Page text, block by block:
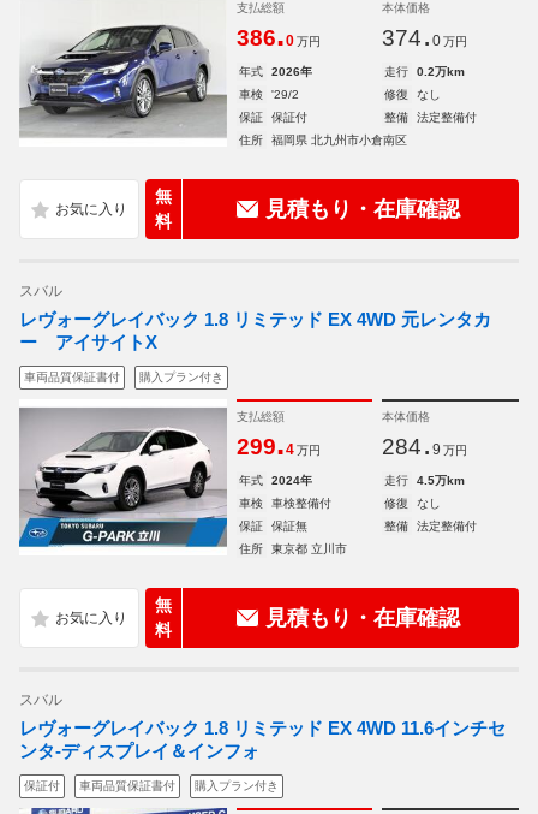
支払総額
386.0 万円
本体価格
374. 0 万円
年式 2026年 走行
0.2万km
車検
'29/2 修復
なし
保証
保証付 整備
法定整備付
住所
福岡県 北九州市小倉南区
無
料
見積もり・在庫確認
スバル
レヴォーグレイバック 1.8 リミテッド EX 4WD 元レンタカ
ー アイサイトX
車両品質保証書付 購入プラン付き
支払総額
299.4 万円
本体価格
284. 9 万円
年式 2024年 走行
4.5万km
車検
車検整備付 修復
なし
保証
保証無 整備
法定整備付
住所
東京都 立川市
無
料
見積もり・在庫確認
スバル
レヴォーグレイバック 1.8 リミテッド EX 4WD 11.6インチセ
ンタ-ディスプレイ＆インフォ
保証付 車両品質保証書付 購入プラン付き